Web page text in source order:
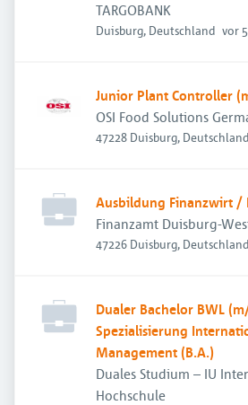
TARGOBANK
Duisburg, Deutschland vor
Junior Plant Controller
OSI Food Solutions
47228 Duisburg, Deutschland
Ausbildung Finanzwirt /
Finanzamt Duisburg-
47226 Duisburg, Deutschland
Dualer Bachelor BWL
Spezialisierung
Management (B.A.)
Duales Studium – IU
Hochschule